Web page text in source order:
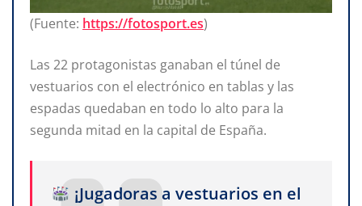
(Fuente: https://fotosport.es)
Las 22 protagonistas ganaban el túnel de
vestuarios con el electrónico en tablas y las
espadas quedaban en todo lo alto para la
segunda mitad en la capital de España.
¡Jugadoras a vestuarios en el